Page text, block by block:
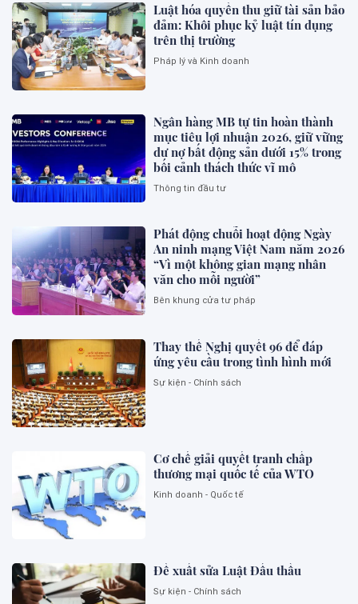
Luật hóa quyền thu giữ tài sản bảo
đảm: Khôi phục kỷ luật tín dụng
trên thị trường
Pháp lý và Kinh doanh
Ngân hàng MB tự tin hoàn thành
mục tiêu lợi nhuận 2026, giữ vững
dư nợ bất động sản dưới 15% trong
bối cảnh thách thức vĩ mô
Thông tin đầu tư
Phát động chuỗi hoạt động Ngày
An ninh mạng Việt Nam năm 2026
“Vì một không gian mạng nhân
văn cho mỗi người”
Bên khung cửa tư pháp
Thay thế Nghị quyết 96 để đáp
ứng yêu cầu trong tình hình mới
Sự kiện - Chính sách
Cơ chế giải quyết tranh chấp
thương mại quốc tế của WTO
Kinh doanh - Quốc tế
Đề xuất sửa Luật Đấu thầu
Sự kiện - Chính sách